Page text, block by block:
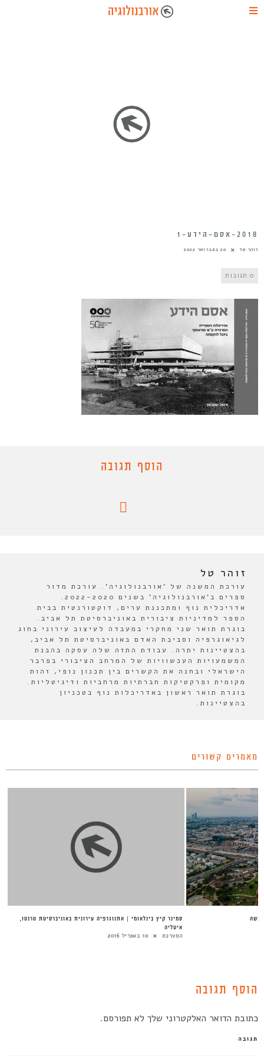
2018-אסם-הידע-1
זוהר טל 20 בפברואר 2022
0 תגובות
הוסף תגובה
זוהר טל
עורכת המשנה של 'אורבנולוגיה'. עורכת מדור
ספרים ב'אורבנולוגיה' בשנים 2022-2020.
אדריכלית נוף ומתכננת ערים, דוקטורנטית בבית
הספר למדיניות ציבורית באוניברסיטת תל אביב.
בוגרת תואר שני מחקרי במעבדה לעיצוב עירוני בחוג
לגיאוגרפיה וסביבת האדם באוניברסיטת תל אביב,
בהצטיינות יתרה. עבודת התזה שלה עסקה בהבנת
המשמעויות העכשוויות של המרחב הציבורי בפרבר
הישראלי ובחנה את הקשרים בין תכנון נופי, זהות
מקומית ופרקטיקות חברתיות מרחביות ודיגיטליות.
בוגרת תואר ראשון באדריכלות נוף בטכניון
בהצטיינות.
מאמרים קשורים
סמינר קיץ בינלאומי | אתנוגרפיה עירונית באוניברסיטת טרנטו,
איטליה
המערכת 10 באפריל 2016
הוסף תגובה
כתובת הדואר האלקטרוני שלך לא תפורסם.
תגובה